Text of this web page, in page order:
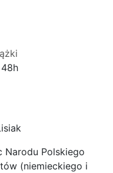
48h
Narodu Polskiego
(niemieckiego i